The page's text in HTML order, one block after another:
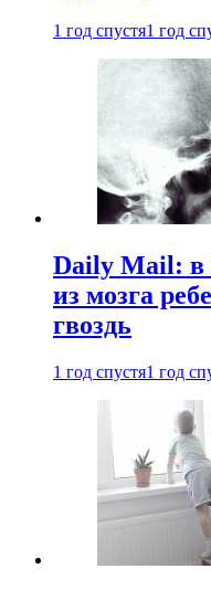
1 год спустя1 год
Daily Mail: в
из мозга
гвоздь
1 год спустя1 год